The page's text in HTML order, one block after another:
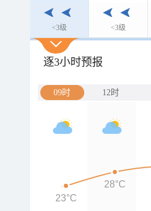
<3级 <3级
逐3小时预报
09时 12时
23°C
28°C